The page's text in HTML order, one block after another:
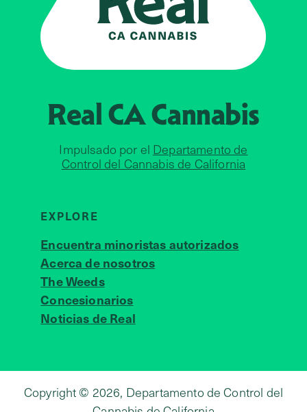
Real CACannabis
Impulsado por el Departamento de
Control del Cannabis de California
EXPLORE
Encuentra minoristas autorizados
Acerca de nosotros
The Weeds
Concesionarios
Noticias de Real
Copyright © 2026, Departamento de Control del